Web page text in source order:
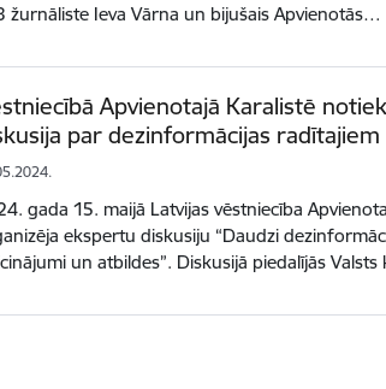
žurnāliste Ieva Vārna un bijušais Apvienotās…
Apvienotajā Karalistē
par dezinformācijas radītajiem
gada 15. maijā Latvijas vēstniecība
ekspertu diskusiju “Daudzi
un atbildes”. Diskusijā piedalījās